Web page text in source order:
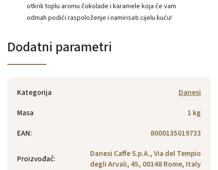
otkrili toplu aromu čokolade i karamele koja će vam
odmah podići raspoloženje i namirisati cijelu kuću!
Dodatni parametri
Kategorija
Danesi
Masa
1 kg
EAN: 8000135019733
Proizvođač:
Danesi Caffe S.p.A., Via del Tempio
degli Arvali, 45, 00148 Rome, Italy